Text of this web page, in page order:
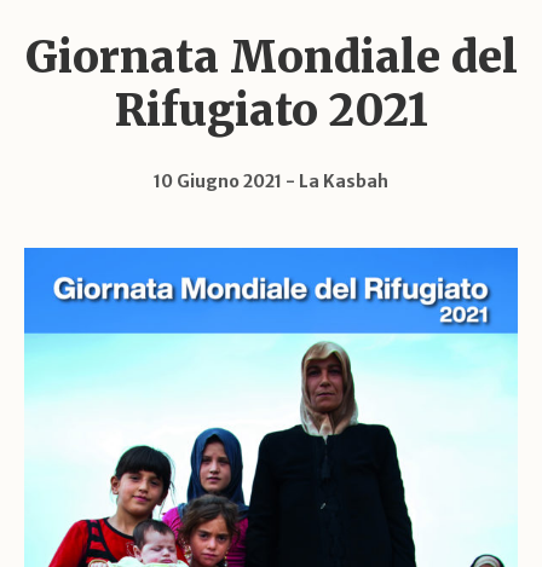
Giornata Mondiale del
Rifugiato 2021
10 Giugno 2021 La Kasbah